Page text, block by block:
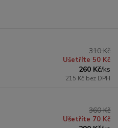
310 Kč
Ušetříte 50 Kč
260 Kč/ks
215 Kč bez DPH
360 Kč
Ušetříte 70 Kč